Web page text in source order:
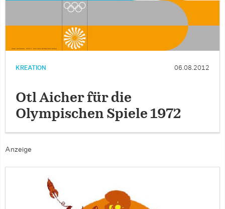
KREATION 06.08.2012
Otl Aicher für die
Olympischen Spiele 1972
Anzeige